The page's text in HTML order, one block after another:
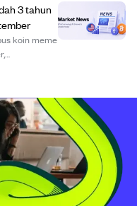
3 tahun
koin meme
USDT.